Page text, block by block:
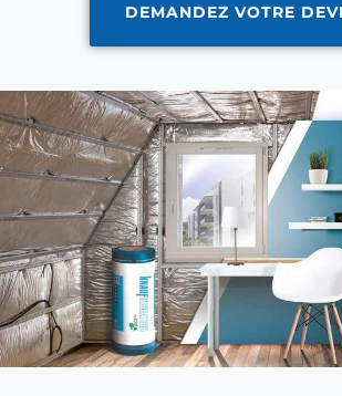
DEMANDEZ VOTRE